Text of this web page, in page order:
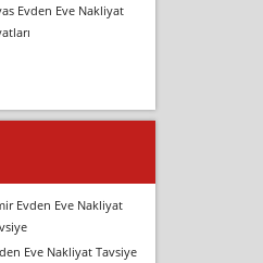
Evden Eve Nakliyat
Evden Eve Nakliyat
Eve Nakliyat Tavsiye